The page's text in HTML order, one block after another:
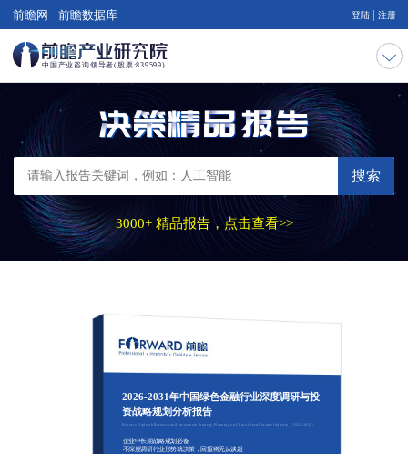
前瞻网 前瞻数据库 登陆 注册
搜索
3000+ 精品报告，点击查看>>
2026-2031年中国绿色金融行业深度调研与投
资战略规划分析报告
Report of Indepth Research and Investment Strategy Planning on China Green Finance Industry（2026-2031）
企业中长期战略规划必备
不深度调研行业形势就决策，回报将无从谈起